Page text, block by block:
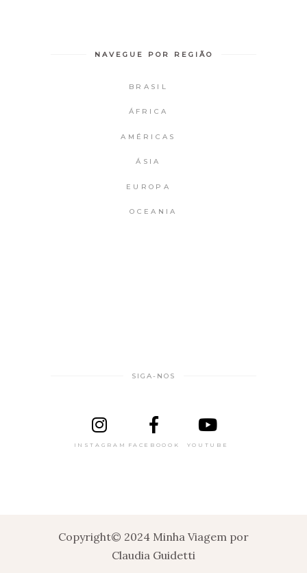
NAVEGUE POR REGIÃO
BRASIL
ÁFRICA
AMÉRICAS
ÁSIA
EUROPA
OCEANIA
SIGA-NOS
INSTAGRAM FACEBOOOK YOUTUBE
Copyright© 2024 Minha Viagem por
Claudia Guidetti